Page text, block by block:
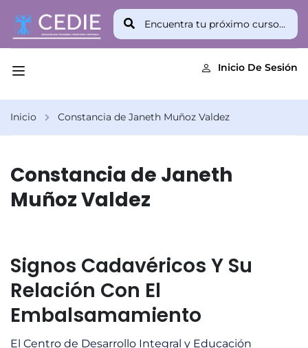
Inicio De Sesión
Inicio Constancia de Janeth Muñoz Valdez
Constancia de Janeth
Muñoz Valdez
Signos Cadavéricos Y Su
Relación Con El
Embalsamamiento
El Centro de Desarrollo Integral y Educación